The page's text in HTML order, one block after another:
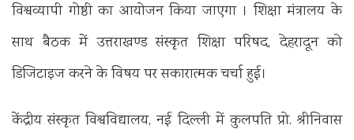
विश्वव्यापी गोष्ठी का आयोजन किया जाएगा । शिक्षा मंत्रालय के
साथ बैठक में उत्तराखण्ड संस्कृत शिक्षा परिषद, देहरादून को
डिजिटाइज करने के विषय पर सकारात्मक चर्चा हुई।
केंद्रीय संस्कृत विश्वविद्यालय, नई दिल्ली में कुलपति प्रो. श्रीनिवास